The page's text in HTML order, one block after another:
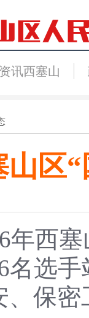
资讯西塞山
山区
西塞
名选
、保